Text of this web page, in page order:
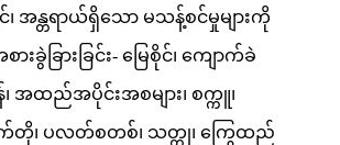
အန္တရာယ်ရှိသော မသန့်စင်မှုများကို
ားခွဲခြားခြင်း- မြေစိုင်၊ ကျောက်ခဲ
န်၊ အထည်အပိုင်းအစများ၊ စက္ကူ၊
တို၊ ပလတ်စတစ်၊ သတ္တု၊ ကြွေထည်